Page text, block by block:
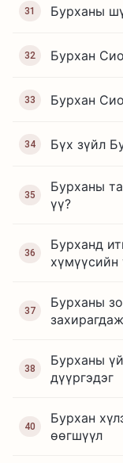
31 Бурханы
32 Бурхан
33 Бурхан
34 Бүх зүйл
35
Бурханы
үү?
36
Бурханд
хүмүүсийн
37
Бурханы
38
Бурханы
дүүргэдэг
40
Бурхан
өөгшүүл